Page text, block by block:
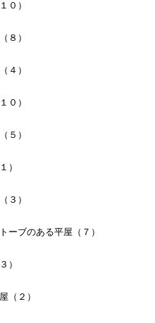
０）
８）
４）
０）
５）
）
３）
ーブのある平屋（７）
）
（２）